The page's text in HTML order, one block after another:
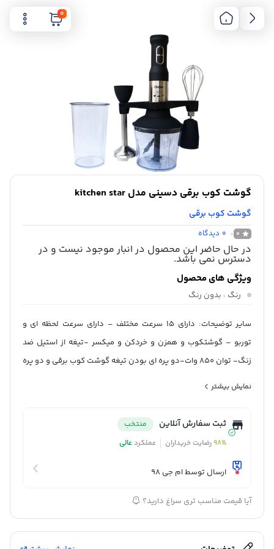
0
گوشت کوب برقی دسینی مدل kitchen star
گوشت کوب برقی
0
0 دیدگاه
در حال حاضر این محصول در انبار موجود نیست و در
دسترس نمی باشد.
ویژگی های محصول
رنگ : بدون رنگ
سایر توضیحات: دارای 15 سرعت مختلف – دارای سرعت لحظه ای و
توربو – گوشتکوب و همزن و خردکن و میکسر -تیغه از استیل ضد
زنگ- توان 850 وات-دو پره ای بودن تیغه گوشت کوب برقی و دو پره
توان مصرفی: 850 وات
تعداد تنظیمات سرعت: 15
حجم لیوان: 800 میلی لیتر
امکانات ظاهری: پایه، استند یا سینی
نمایش بیشتر
ثبت سفارش آنلاین
منتخب
98%رضایت خریداران عملکردعالی
ارسال توسط ام جی 98
آیا قیمت مناسب تری سراغ دارید؟